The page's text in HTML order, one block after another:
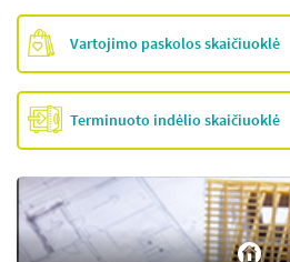
Vartojimo paskolos skaičiuoklė
Terminuoto indėlio skaičiuoklė